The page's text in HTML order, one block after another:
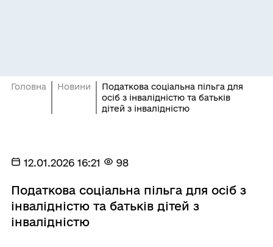
Головна Новини
Податкова соціальна пільга для
осіб з інвалідністю та батьків
дітей з інвалідністю
12.01.2026 16:21 98
Податкова соціальна пільга для осіб з
інвалідністю та батьків дітей з
інвалідністю